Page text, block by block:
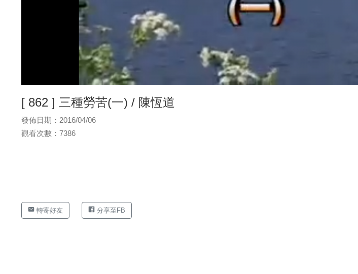
[ 862 ] 三種勞苦(一) / 陳恆道
發佈日期：2016/04/06
觀看次數：7386
轉寄好友 分享至FB